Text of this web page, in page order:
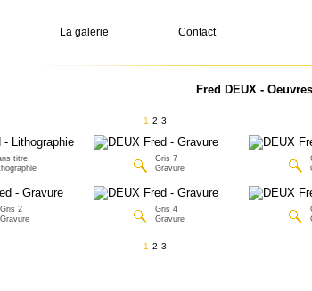
La galerie Contact
Fred DEUX -
1 2 3
titre
Gris 7
Gravure
Gris 2
Gravure
Gris 4
Gravure
1 2 3